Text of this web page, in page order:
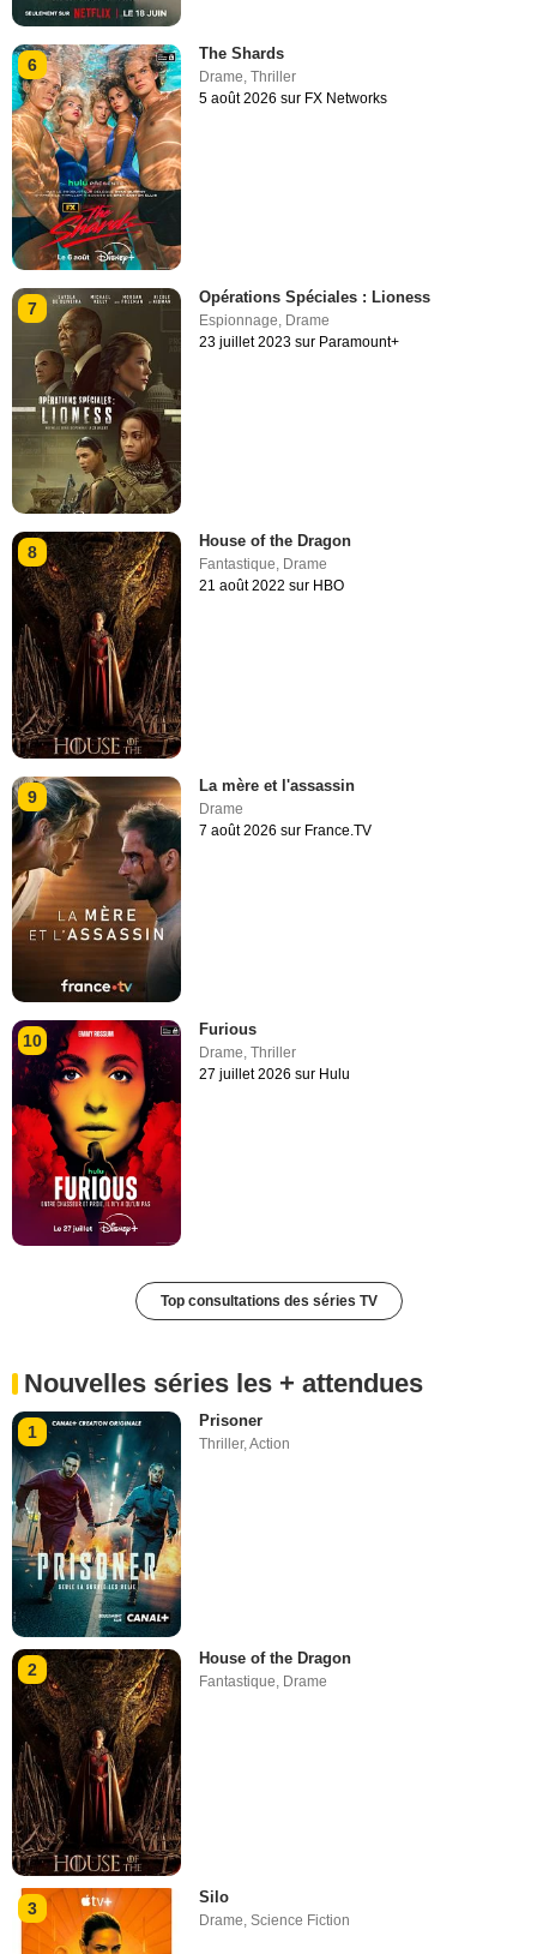
6
The Shards
Drame ,Thriller
5 août 2026 sur FX Networks
7
Opérations Spéciales : Lioness
Espionnage, Drame
23 juillet 2023 sur Paramount+
8
House of the Dragon
Fantastique, Drame
21 août 2022 sur HBO
9
La mère et l'assassin
Drame
7 août 2026 sur France.TV
10
Furious
Drame,Thriller
27 juillet 2026 sur Hulu
Top consultations des séries TV
Nouvelles séries les + attendues
1
Prisoner
Thriller,Action
2
House of the Dragon
Fantastique, Drame
3
Silo
Drame ,Science Fiction